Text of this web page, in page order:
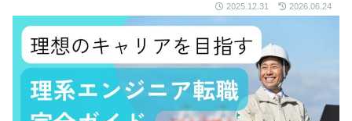
2025.12.31 2026.06.24